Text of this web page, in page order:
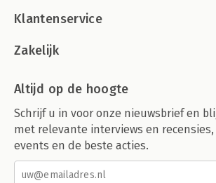
Klantenservice
Zakelijk
Altijd op de hoogte
Schrijf u in voor onze nieuwsbrief en
met relevante interviews en
events en de beste acties.